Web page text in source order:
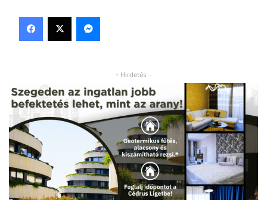
Facebook
X Messenger
- Hirdetés -